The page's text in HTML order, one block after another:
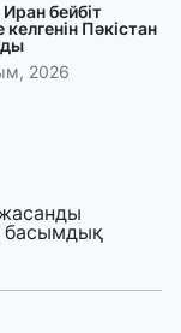
бейбіт
келгенін Пәкістан
2026
басымдық